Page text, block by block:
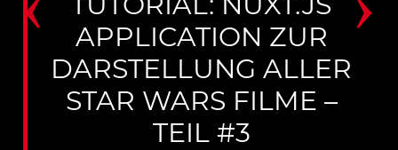
APPLICATION ZUR
DARSTELLUNG ALLER
STAR WARS FILME –
TEIL #3